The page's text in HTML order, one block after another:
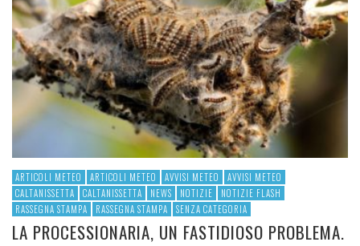
ARTICOLI METEO ARTICOLI METEO AVVISI METEO
AVVISI METEO
CALTANISSETTA
CALTANISSETTA NEWS NOTIZIE
NOTIZIE FLASH
RASSEGNA STAMPA
RASSEGNA STAMPA SENZA CATEGORIA
LA PROCESSIONARIA, UN FASTIDIOSO PROBLEMA.